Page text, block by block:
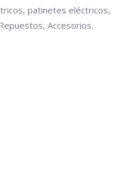
patinetes eléctricos,
Accesorios.